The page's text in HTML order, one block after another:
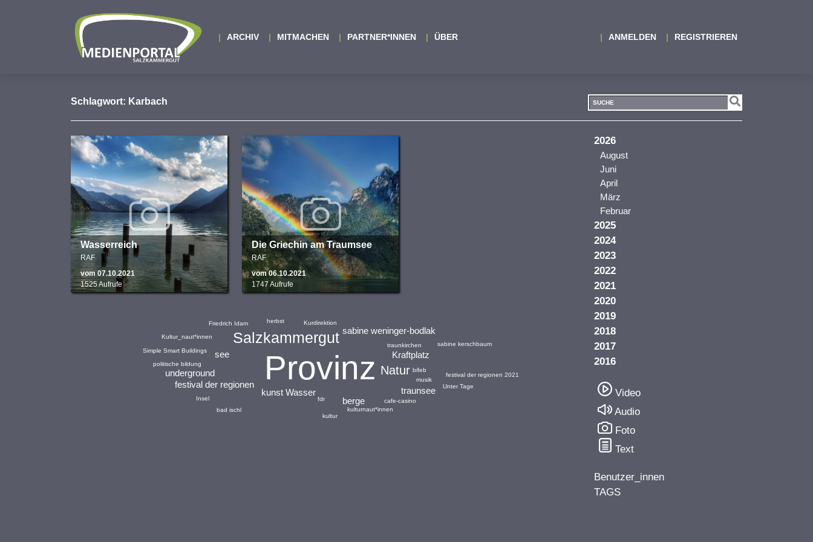
ARCHIV MITMACHEN PARTNER*INNEN ÜBER ANMELDEN REGISTRIEREN
Schlagwort: Karbach
Wasserreich
RAF
vom 07.10.2021
1525 Aufrufe
Die Griechin am Traumsee
RAF
vom 06.10.2021
1747 Aufrufe
Provinz
Salzkammergut
Natur
Wasser
Kraftplatz
festival der regionen
see
traunsee
berge
sabine weninger-bodlak
underground
kunst
traunkirchen
cafe-casino
Kurdirektion
bifeb
fdr
politische bildung
Unter Tage
kulturnaut*innen
Insel
Simple Smart Buildings
festival der regionen 2021
sabine kerschbaum
herbst
Kultur_naut*innen
bad ischl
musik
Friedrich Idam
kultur
2026
August
Juni
April
März
Februar
2025
2024
2023
2022
2021
2020
2019
2018
2017
2016
Video
Audio
Foto
Text
Benutzer_innen
TAGS